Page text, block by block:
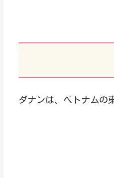
ダナンは、ベトナムの